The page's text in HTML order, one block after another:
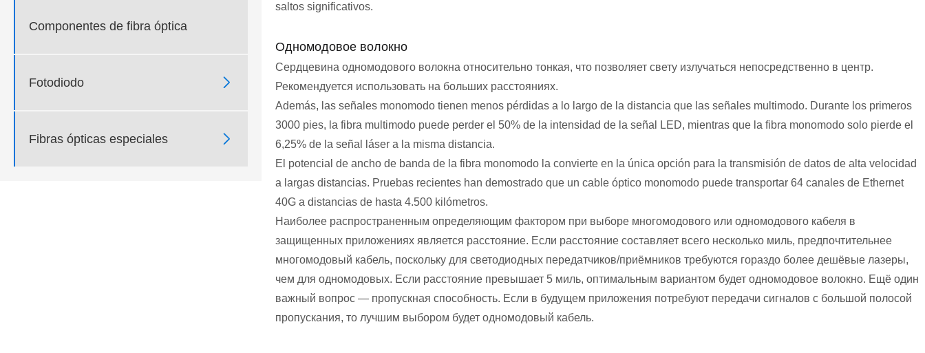
Componentes de fibra óptica
Fotodiodo 
Fibras ópticas especiales 
saltos significativos.
Одномодовое волокно
Сердцевина одномодового волокна относительно тонкая, что позволяет свету излучаться непосредственно в центр.
Рекомендуется использовать на больших расстояниях.
Además, las señales monomodo tienen menos pérdidas a lo largo de la distancia que las señales multimodo. Durante los primeros
3000 pies, la fibra multimodo puede perder el 50% de la intensidad de la señal LED, mientras que la fibra monomodo solo pierde el
6,25% de la señal láser a la misma distancia.
El potencial de ancho de banda de la fibra monomodo la convierte en la única opción para la transmisión de datos de alta velocidad
a largas distancias. Pruebas recientes han demostrado que un cable óptico monomodo puede transportar 64 canales de Ethernet
40G a distancias de hasta 4.500 kilómetros.
Наиболее распространенным определяющим фактором при выборе многомодового или одномодового кабеля в
защищенных приложениях является расстояние. Если расстояние составляет всего несколько миль, предпочтительнее
многомодовый кабель, поскольку для светодиодных передатчиков/приёмников требуются гораздо более дешёвые лазеры,
чем для одномодовых. Если расстояние превышает 5 миль, оптимальным вариантом будет одномодовое волокно. Ещё один
важный вопрос — пропускная способность. Если в будущем приложения потребуют передачи сигналов с большой полосой
пропускания, то лучшим выбором будет одномодовый кабель.